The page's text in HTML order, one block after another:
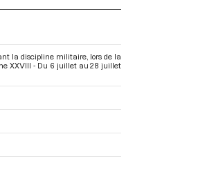
la discipline militaire, lors de la
XXVIII - Du 6 juillet au 28 juillet